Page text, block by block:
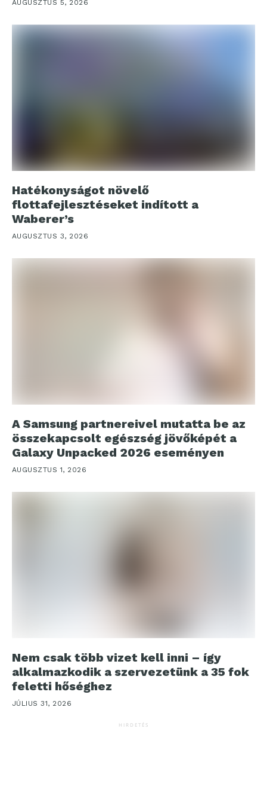
AUGUSZTUS 5, 2026
Hatékonyságot növelő
flottafejlesztéseket indított a
Waberer’s
AUGUSZTUS 3, 2026
A Samsung partnereivel mutatta be az
összekapcsolt egészség jövőképét a
Galaxy Unpacked 2026 eseményen
AUGUSZTUS 1, 2026
Nem csak több vizet kell inni – így
alkalmazkodik a szervezetünk a 35 fok
feletti hőséghez
JÚLIUS 31, 2026
HIRDETÉS